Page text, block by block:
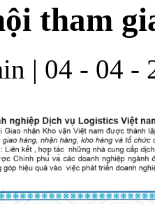
tham
| 04 - 04 -